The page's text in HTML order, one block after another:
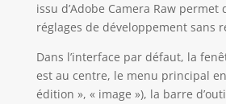
issu d’Adobe Camera Raw
réglages de développement sans
Dans l’interface par défaut, la
est au centre, le menu principal
édition », « image »), la barre